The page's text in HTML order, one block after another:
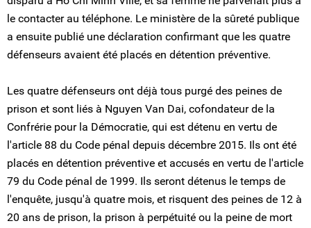
le contacter au téléphone. Le ministère de la sûreté publique
a ensuite publié une déclaration confirmant que les quatre
défenseurs avaient été placés en détention préventive.
Les quatre défenseurs ont déjà tous purgé des peines de
prison et sont liés à Nguyen Van Dai, cofondateur de la
Confrérie pour la Démocratie, qui est détenu en vertu de
l'article 88 du Code pénal depuis décembre 2015. Ils ont été
placés en détention préventive et accusés en vertu de l'article
79 du Code pénal de 1999. Ils seront détenus le temps de
l'enquête, jusqu'à quatre mois, et risquent des peines de 12 à
20 ans de prison, la prison à perpétuité ou la peine de mort